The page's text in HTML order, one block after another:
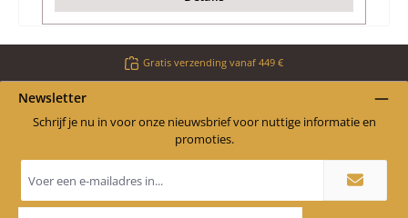
Gratis verzending vanaf 449 €
Newsletter
Schrijf je nu in voor onze nieuwsbrief voor nuttige informatie en
promoties.
mailadres
*